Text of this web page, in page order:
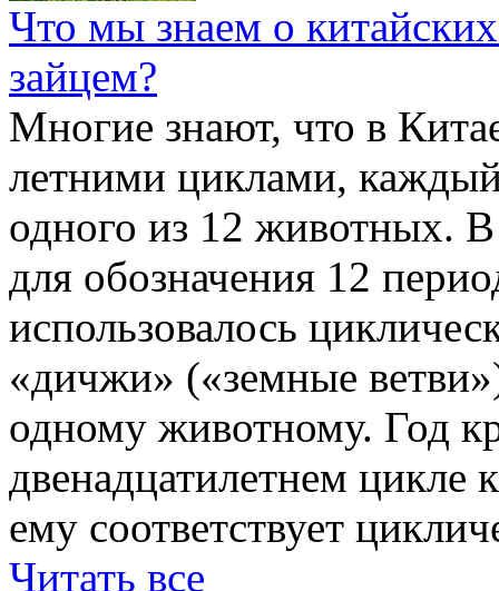
Что мы знаем о
зайцем?
Многие знают, что в
летними циклами,
одного из 12 животных. В
для обозначения 12
использовалось
«дичжи» («земные
одному животному. Год
двенадцатилетнем цикле
ему соответствует
Читать все